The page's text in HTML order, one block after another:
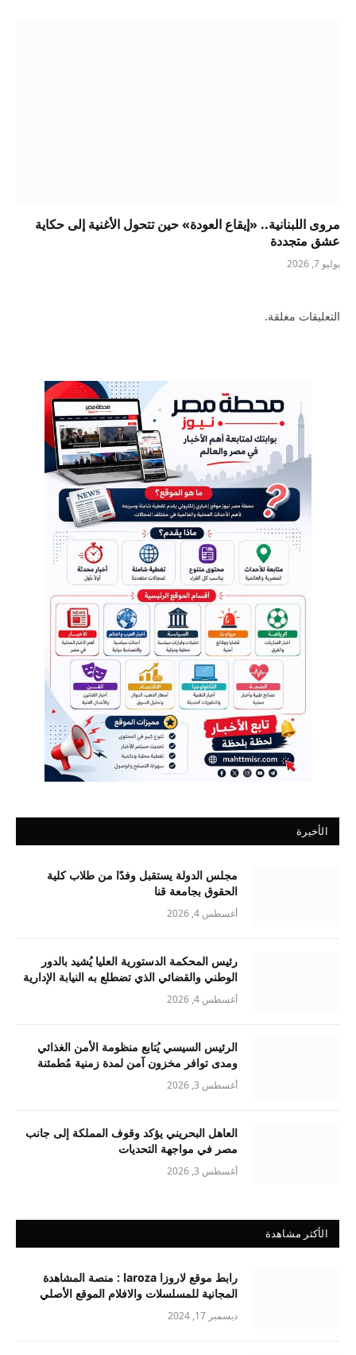
مروى اللبنانية.. «إيقاع العودة» حين تتحول الأغنية إلى حكاية
عشق متجددة
يوليو 7, 2026
التعليقات مغلقة.
الأخيرة
مجلس الدولة يستقبل وفدًا من طلاب كلية
الحقوق بجامعة قنا
أغسطس 4, 2026
رئيس المحكمة الدستورية العليا يُشيد بالدور
الوطني والقضائي الذي تضطلع به النيابة الإدارية
أغسطس 4, 2026
الرئيس السيسي يُتابع منظومة الأمن الغذائي
ومدى توافر مخزون آمن لمدة زمنية مُطمئنة
أغسطس 3, 2026
العاهل البحريني يؤكد وقوف المملكة إلى جانب
مصر في مواجهة التحديات
أغسطس 3, 2026
الأكثر مشاهدة
رابط موقع لاروزا laroza : منصة المشاهدة
المجانية للمسلسلات والافلام الموقع الأصلي
ديسمبر 17, 2024